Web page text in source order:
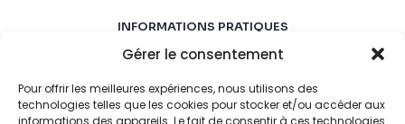
Gérer le consentement
Pour offrir les meilleures expériences, nous utilisons des
technologies telles que les cookies pour stocker et/ou accéder aux
informations des appareils. Le fait de consentir à ces technologies
INFORMATIONS PRATIQUES
MARDI-SAMEDI
LUNDI-DIMANCHE